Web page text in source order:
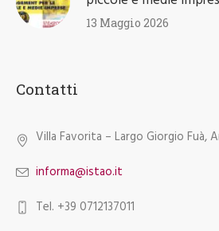
13 Maggio 2026
Contatti
Villa Favorita – Largo Giorgio Fuà,
informa@istao.it
Tel. +39 0712137011